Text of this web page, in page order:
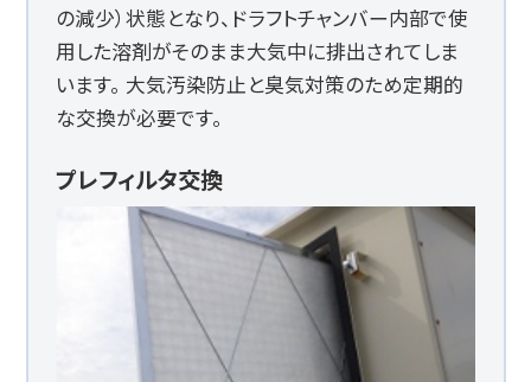
の減少）状態となり、ドラフトチャンバー内部で使
用した溶剤がそのまま大気中に排出されてしま
います。 大気汚染防止と臭気対策のため定期的
な交換が必要です。
プレフィルタ交換